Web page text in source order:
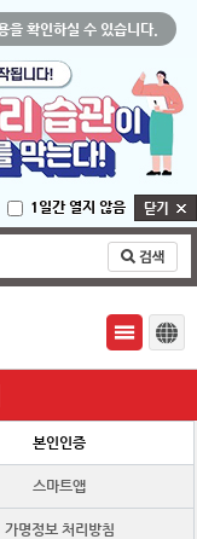
을 확인하실 수 있습니다.
1일간 열지 않음
본인인증
스마트앱
가명정보 처리방침